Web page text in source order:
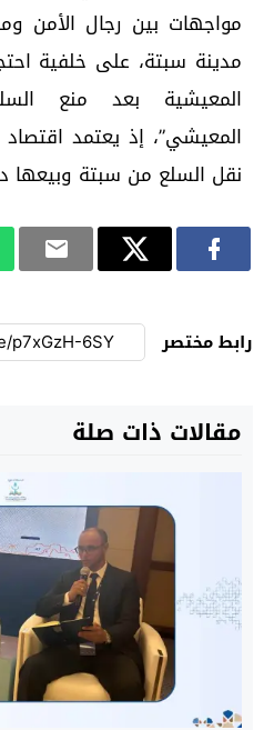
مواجهات بين رجال الأمن
مدينة سبتة، على خلفية
المعيشية بعد منع
المعيشي”، إذ يعتمد
نقل السلع من سبتة وبيعها
رابط مختصر
مقالات ذات صلة